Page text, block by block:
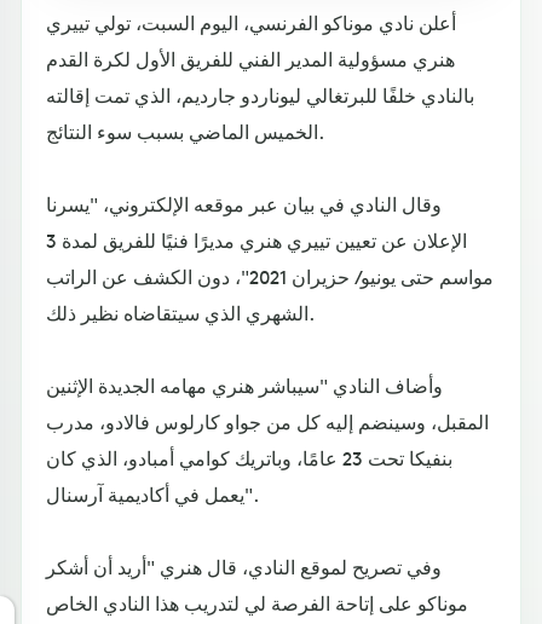
أعلن نادي موناكو الفرنسي، اليوم السبت، تولي تييري
هنري مسؤولية المدير الفني للفريق الأول لكرة القدم
بالنادي خلفًا للبرتغالي ليوناردو جارديم، الذي تمت إقالته
الخميس الماضي بسبب سوء النتائج.
وقال النادي في بيان عبر موقعه الإلكتروني، "يسرنا
الإعلان عن تعيين تييري هنري مديرًا فنيًا للفريق لمدة 3
مواسم حتى يونيو/ حزيران 2021"، دون الكشف عن الراتب
الشهري الذي سيتقاضاه نظير ذلك.
وأضاف النادي "سيباشر هنري مهامه الجديدة الإثنين
المقبل، وسينضم إليه كل من جواو كارلوس فالادو، مدرب
بنفيكا تحت 23 عامًا، وباتريك كوامي أمبادو، الذي كان
يعمل في أكاديمية آرسنال".
وفي تصريح لموقع النادي، قال هنري "أريد أن أشكر
موناكو على إتاحة الفرصة لي لتدريب هذا النادي الخاص